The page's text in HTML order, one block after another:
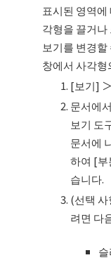
표시된 영역
각형을 끌거
보기를 변경
창에서 사각형
[보기]
문서에
보기 도
문서에
하여 [부
습니다.
(선택
려면 다